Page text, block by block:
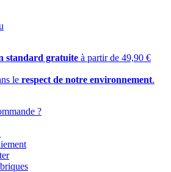
standard gratuite à partir de 49,90 €
le respect de notre environnement.
?